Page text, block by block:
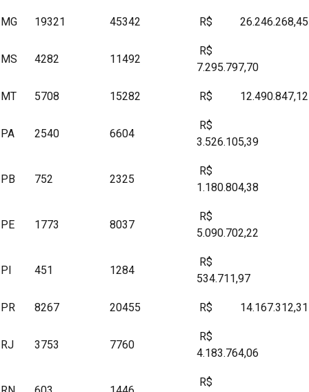
MG 19321 45342 R$ 26.246.268,45
MS 4282 11492
R$
7.295.797,70
MT 5708 15282 R$ 12.490.847,12
PA 2540 6604
R$
3.526.105,39
PB 752 2325
R$
1.180.804,38
PE 1773 8037
R$
5.090.702,22
PI 451 1284
R$
534.711,97
PR 8267 20455 R$ 14.167.312,31
RJ 3753 7760
R$
4.183.764,06
R$